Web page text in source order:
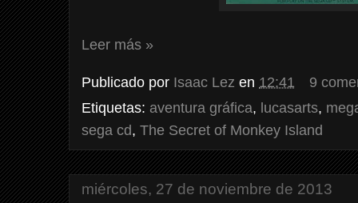
Leer más »
Publicado por Isaac Lez en 12:41
9
Etiquetas: aventura gráfica, lucasarts,
sega cd, The Secret of Monkey Island
miércoles, 27 de noviembre de 2013